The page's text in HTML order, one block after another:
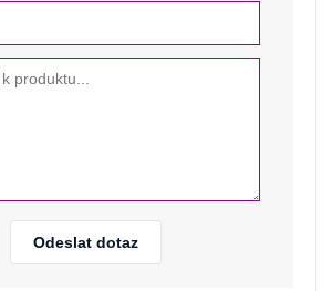
Odeslat dotaz